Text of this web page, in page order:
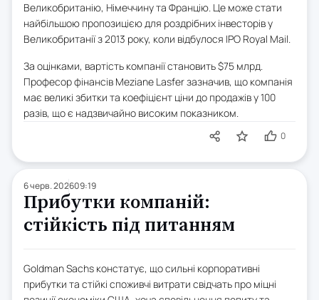
Великобританію, Німеччину та Францію. Це може стати
найбільшою пропозицією для роздрібних інвесторів у
Великобританії з 2013 року, коли відбулося IPO Royal Mail.
За оцінками, вартість компанії становить $75 млрд.
Професор фінансів Meziane Lasfer зазначив, що компанія
має великі збитки та коефіцієнт ціни до продажів у 100
разів, що є надзвичайно високим показником.
0
6 черв. 202609:19
Прибутки компаній:
стійкість під питанням
Goldman Sachs констатує, що сильні корпоративні
прибутки та стійкі споживчі витрати свідчать про міцні